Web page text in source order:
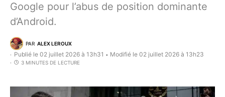
Google pour l’abus de position dominante
d’Android.
PAR ALEX LEROUX
Publié le 02 juillet 2026 à 13h31 • Modifié le 02 juillet 2026 à 13h23
3 MINUTES DE LECTURE